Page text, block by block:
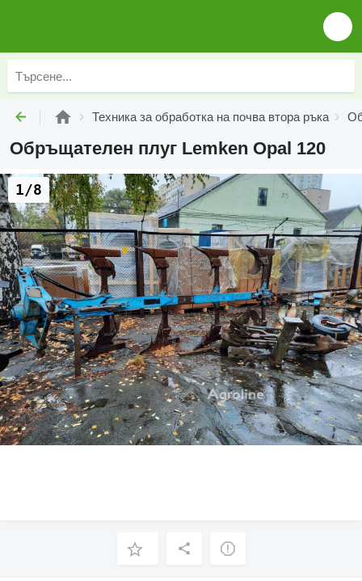
Техника за обработка на почва втора ръка
Обръщателен плуг Lemken Opal 120
1/8